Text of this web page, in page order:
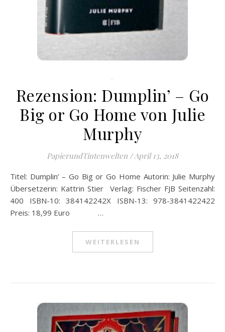
.
Rezension: Dumplin’ – Go
Big or Go Home von Julie
Murphy
PapierundTintenwelten /April 13, 2018
Titel: Dumplin’ – Go Big or Go Home Autorin: Julie Murphy
Übersetzerin: Kattrin Stier Verlag: Fischer FJB Seitenzahl:
400 ISBN-10: 384142242X ISBN-13: 978-3841422422
Preis: 18,99 Euro …
WEITERLESEN